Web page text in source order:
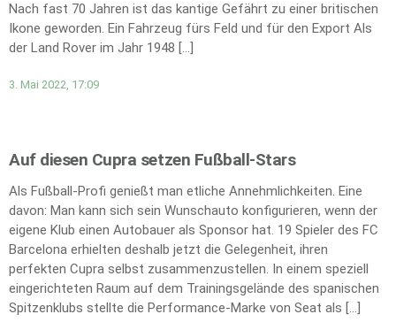
Nach fast 70 Jahren ist das kantige Gefährt zu einer britischen
Ikone geworden. Ein Fahrzeug fürs Feld und für den Export Als
der Land Rover im Jahr 1948 […]
3. Mai 2022, 17:09
Auf diesen Cupra setzen Fußball-Stars
Als Fußball-Profi genießt man etliche Annehmlichkeiten. Eine
davon: Man kann sich sein Wunschauto konfigurieren, wenn der
eigene Klub einen Autobauer als Sponsor hat. 19 Spieler des FC
Barcelona erhielten deshalb jetzt die Gelegenheit, ihren
perfekten Cupra selbst zusammenzustellen. In einem speziell
eingerichteten Raum auf dem Trainingsgelände des spanischen
Spitzenklubs stellte die Performance-Marke von Seat als […]